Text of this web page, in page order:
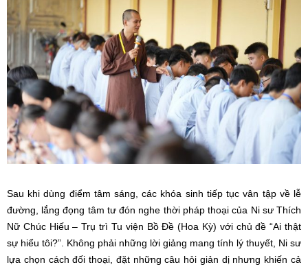
Sau khi dùng điểm tâm sáng, các khóa sinh tiếp tục vân tập về lễ
đường, lắng đọng tâm tư đón nghe thời pháp thoại của Ni sư Thích
Nữ Chúc Hiếu – Trụ trì Tu viện Bồ Đề (Hoa Kỳ) với chủ đề “Ai thật
sự hiểu tôi?”. Không phải những lời giảng mang tính lý thuyết, Ni sư
lựa chọn cách đối thoại, đặt những câu hỏi giản dị nhưng khiến cả